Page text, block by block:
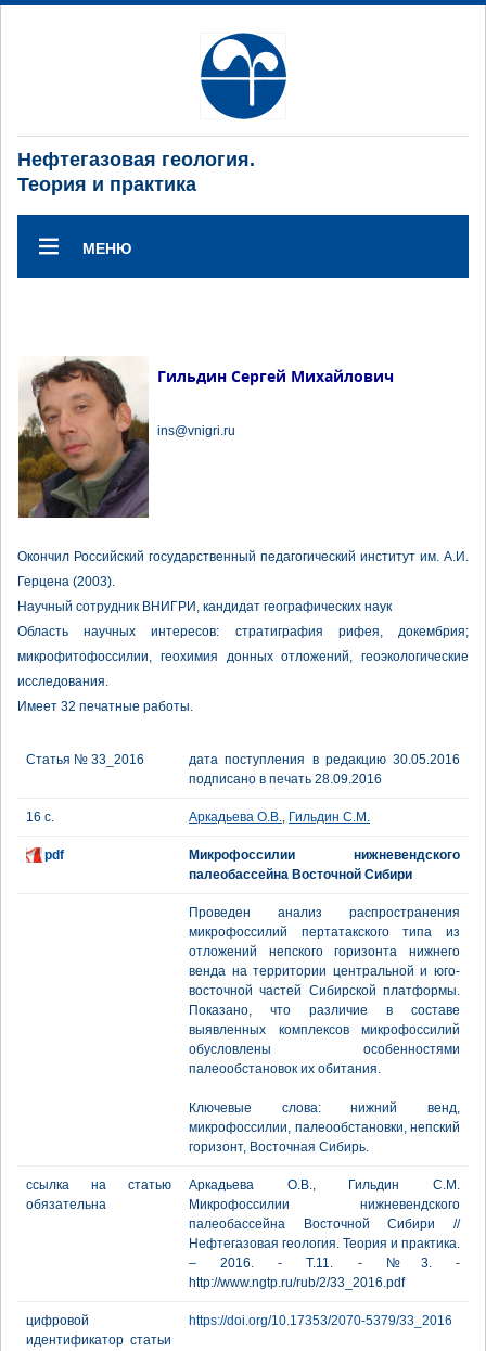
Нефтегазовая геология.
Теория и практика
МЕНЮ
Гильдин Сергей Михайлович
ins@vnigri.ru
Окончил Российский государственный педагогический институт им. А.И.
Герцена (2003).
Научный сотрудник ВНИГРИ, кандидат географических наук
Область научных интересов: стратиграфия рифея, докембрия;
микрофитофоссилии, геохимия донных отложений, геоэкологические
исследования.
Имеет 32 печатные работы.
Статья № 33_2016
дата поступления в редакцию 30.05.2016
подписано в печать 28.09.2016
16 с. Аркадьева О.В., Гильдин С.М.
pdf
Микрофоссилии нижневендского
палеобассейна Восточной Сибири
Проведен анализ распространения
микрофоссилий пертатакского типа из
отложений непского горизонта нижнего
венда на территории центральной и юго-
восточной частей Сибирской платформы.
Показано, что различие в составе
выявленных комплексов микрофоссилий
обусловлены особенностями
палеообстановок их обитания.
Ключевые слова: нижний венд,
микрофоссилии, палеообстановки, непский
горизонт, Восточная Сибирь.
ссылка на статью
обязательна
Аркадьева О.В., Гильдин С.М.
Микрофоссилии нижневендского
палеобассейна Восточной Сибири //
Нефтегазовая геология. Теория и практика.
– 2016. - Т.11. - №3. -
http://www.ngtp.ru/rub/2/33_2016.pdf
цифровой
идентификатор статьи
https://doi.org/10.17353/2070-5379/33_2016